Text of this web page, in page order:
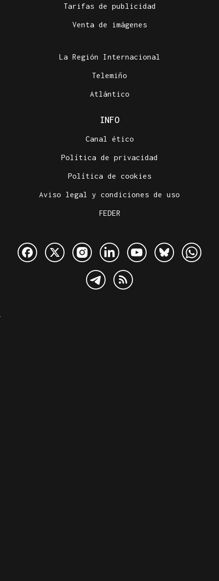
Tarifas de publicidad
Venta de imágenes
La Región Internacional
Telemiño
Atlántico
INFO
Canal ético
Política de privacidad
Política de cookies
Aviso legal y condiciones de uso
FEDER